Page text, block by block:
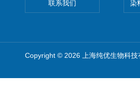
联系我们 染
Copyright © 2026 上海纯优生物科技